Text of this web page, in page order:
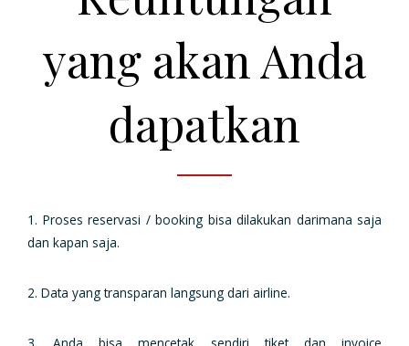
yang akan Anda
dapatkan
1. Proses reservasi / booking bisa dilakukan darimana saja
dan kapan saja.
2. Data yang transparan langsung dari airline.
3. Anda bisa mencetak sendiri tiket dan invoice